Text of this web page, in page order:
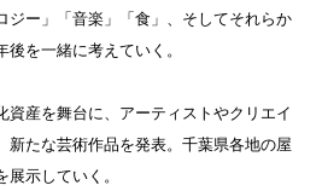
ジー」「音楽」「食」、そしてそれらか
を一緒に考えていく。
資産を舞台に、アーティストやクリエイ
新たな芸術作品を発表。千葉県各地の屋
示していく。